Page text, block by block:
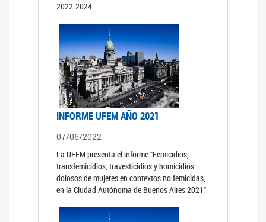
2022-2024
INFORME UFEM AÑO 2021
07/06/2022
La UFEM presenta el informe "Femicidios,
transfemicidios, travesticidios y homicidios
dolosos de mujeres en contextos no femicidas,
en la Ciudad Autónoma de Buenos Aires 2021"